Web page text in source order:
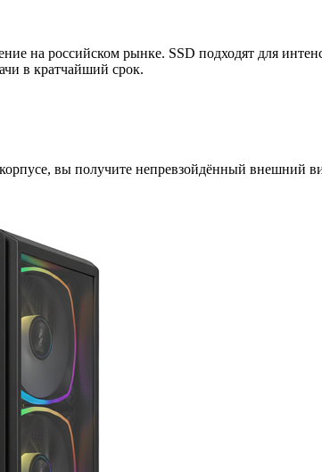
на российском рынке. SSD подходят для
в кратчайший срок.
вы получите непревзойдённый внешний